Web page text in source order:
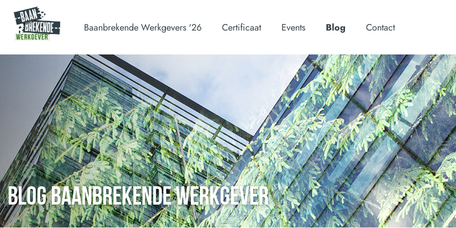
Baanbrekende Werkgevers '26 Certificaat Events Blog Contact
BLOG BAANBREKENDE WERKGEVER